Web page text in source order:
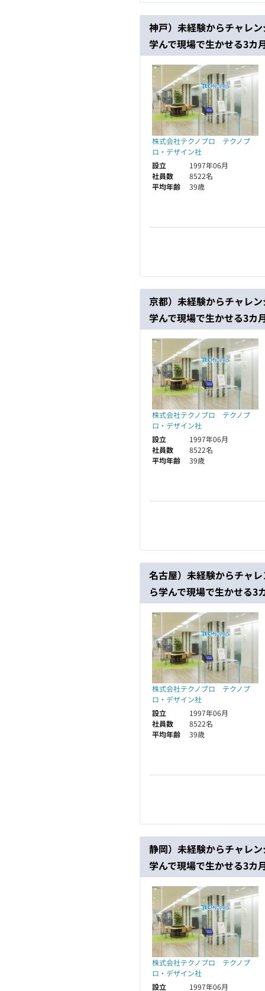
神戸）未経験からチャレ
学んで現場で生かせる3カ
株式会社テクノプロ テクノプ
ロ・デザイン社
設立
1997年06月
社員数
8522名
平均年齢
39歳
京都）未経験からチャレ
学んで現場で生かせる3カ
株式会社テクノプロ テクノプ
ロ・デザイン社
設立
1997年06月
社員数
8522名
平均年齢
39歳
名古屋）未経験からチャ
ら学んで現場で生かせる3
株式会社テクノプロ テクノプ
ロ・デザイン社
設立
1997年06月
社員数
8522名
平均年齢
39歳
静岡）未経験からチャレ
学んで現場で生かせる3カ
株式会社テクノプロ テクノプ
ロ・デザイン社
設立
1997年06月